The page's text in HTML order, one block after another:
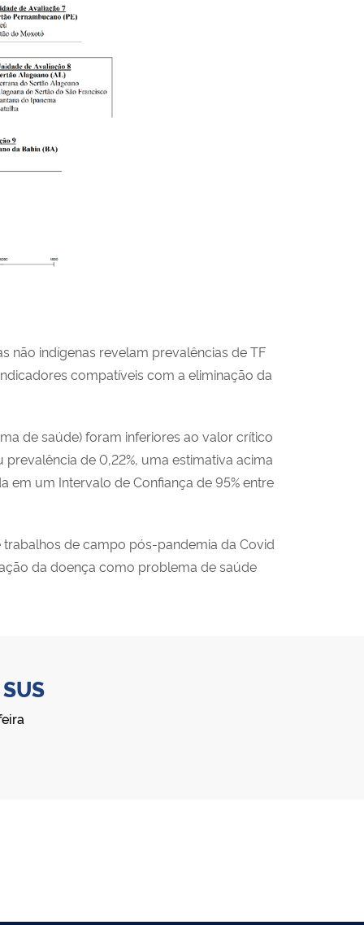
não indígenas revelam prevalências de TF
compatíveis com a eliminação da
de saúde) foram inferiores ao valor crítico
de 0,22%, uma estimativa acima
um Intervalo de Confiança de 95% entre
de campo pós-pandemia da Covid
da doença como problema de saúde
SUS